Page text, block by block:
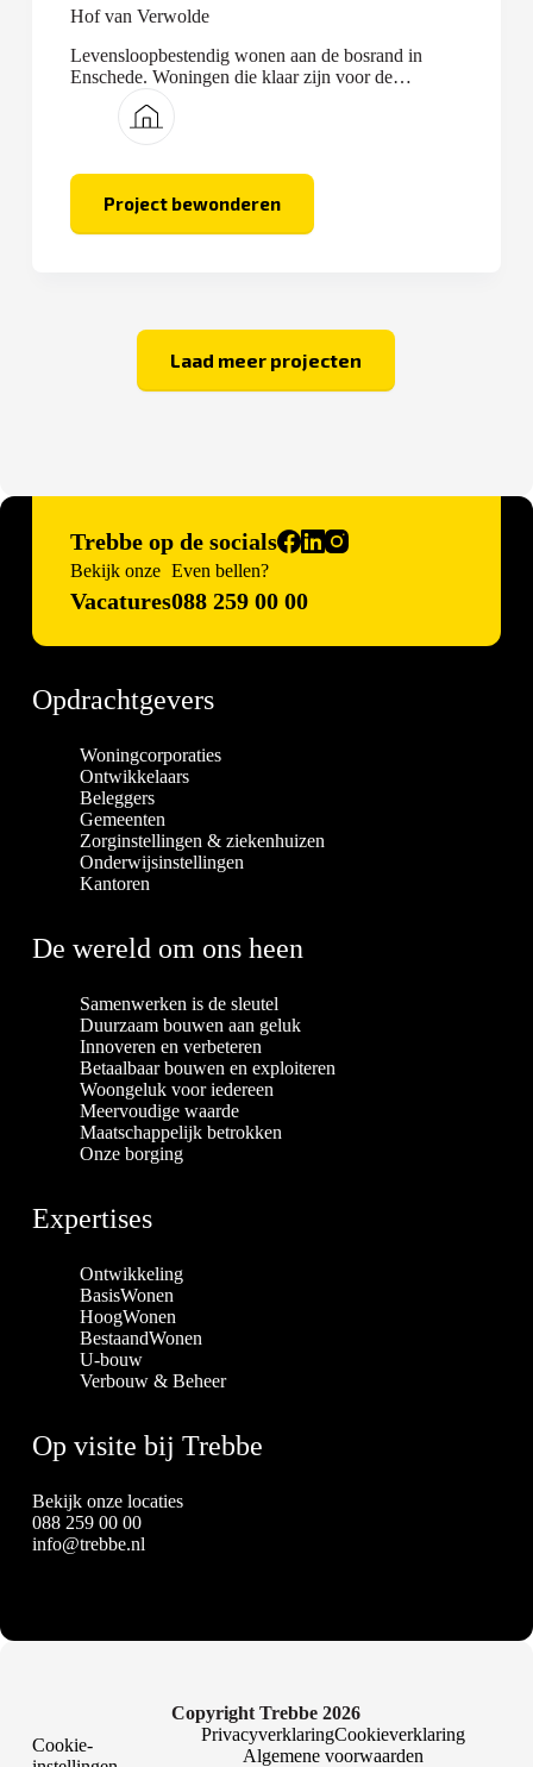
Hof van Verwolde
Levensloopbestendig wonen aan de bosrand in
Enschede. Woningen die klaar zijn voor de
toekomst.
Project bewonderen
Hof
van
Laad meer projecten
Trebbe op de socials
Bekijk onze
Vacatures
Even bellen?
088 259 00 00
Opdrachtgevers
Woningcorporaties
Ontwikkelaars
Beleggers
Gemeenten
Zorginstellingen & ziekenhuizen
Onderwijsinstellingen
Kantoren
De wereld om ons heen
Samenwerken is de sleutel
Duurzaam bouwen aan geluk
Innoveren en verbeteren
Betaalbaar bouwen en exploiteren
Woongeluk voor iedereen
Meervoudige waarde
Maatschappelijk betrokken
Onze borging
Expertises
Ontwikkeling
BasisWonen
HoogWonen
BestaandWonen
U-bouw
Verbouw & Beheer
Op visite bij Trebbe
Bekijk onze locaties
088 259 00 00
info@trebbe.nl
Copyright Trebbe 2026
Cookie-
PrivacyverklaringCookieverklaring
Algemene voorwaarden